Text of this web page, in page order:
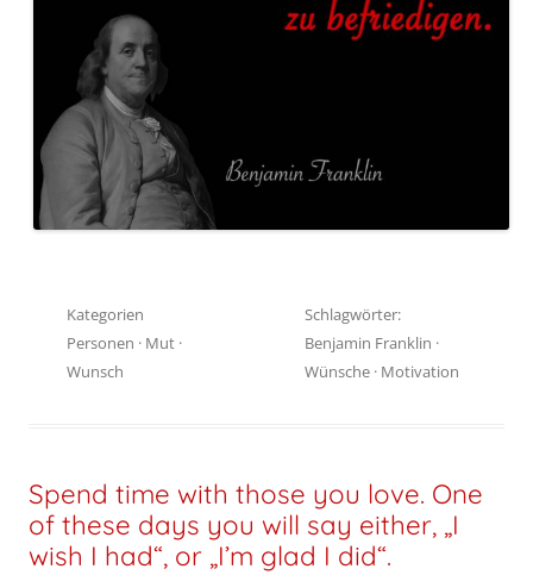
Kategorien
Personen · Mut ·
Wunsch
Schlagwörter:
Benjamin Franklin ·
Wünsche · Motivation
Spend time with those you love. One
of these days you will say either, „I
wish I had“, or „I’m glad I did“.